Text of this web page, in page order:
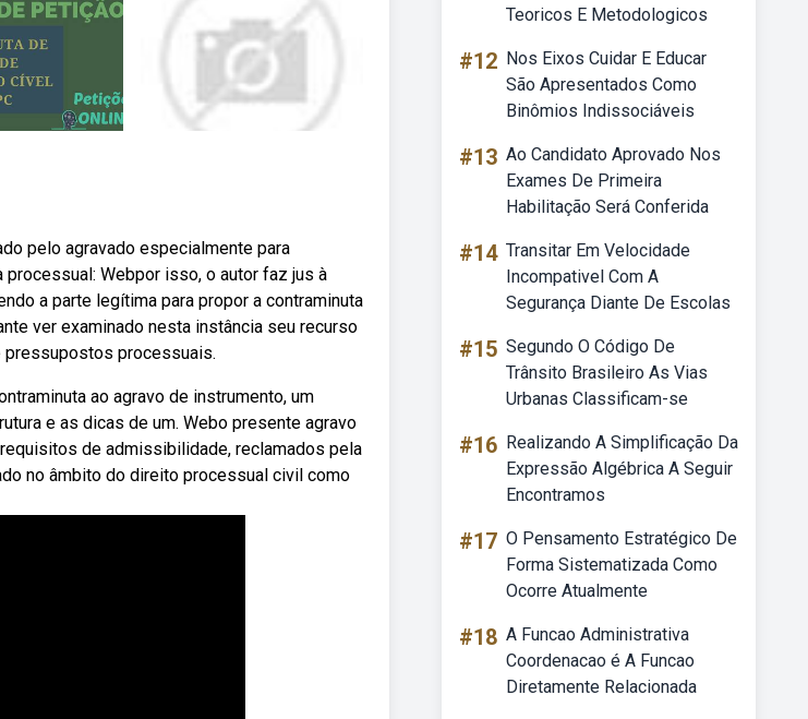
pelo agravado especialmente para
Webpor isso, o autor faz jus à
a parte legítima para propor a contraminuta
ver examinado nesta instância seu recurso
pressupostos processuais.
ao agravo de instrumento, um
e as dicas de um. Webo presente agravo
de admissibilidade, reclamados pela
no âmbito do direito processual civil como
Teoricos E Metodologicos
#12 Nos Eixos Cuidar E Educar
São Apresentados Como
Binômios Indissociáveis
#13 Ao Candidato Aprovado Nos
Exames De Primeira
Habilitação Será Conferida
#14 Transitar Em Velocidade
Incompativel Com A
Segurança Diante De Escolas
#15 Segundo O Código De
Trânsito Brasileiro As Vias
Urbanas Classificam-se
#16 Realizando A Simplificação Da
Expressão Algébrica A Seguir
Encontramos
#17 O Pensamento Estratégico De
Forma Sistematizada Como
Ocorre Atualmente
#18 A Funcao Administrativa
Coordenacao é A Funcao
Diretamente Relacionada